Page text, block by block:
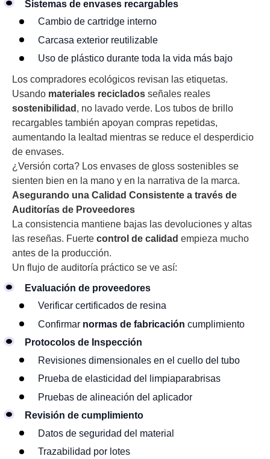
Sistemas de envases recargables
Cambio de cartridge interno
Carcasa exterior reutilizable
Uso de plástico durante toda la vida más bajo
Los compradores ecológicos revisan las etiquetas.
Usando materiales reciclados señales reales
sostenibilidad , no lavado verde. Los tubos de brillo
recargables también apoyan compras repetidas,
aumentando la lealtad mientras se reduce el desperdicio
de envases.
¿Versión corta? Los envases de gloss sostenibles se
sienten bien en la mano y en la narrativa de la marca.
Asegurando una Calidad Consistente a través de
Auditorías de Proveedores
La consistencia mantiene bajas las devoluciones y altas
las reseñas. Fuerte control de calidad empieza mucho
antes de la producción.
Un flujo de auditoría práctico se ve así:
Evaluación de proveedores
Verificar certificados de resina
Confirmar normas de fabricación cumplimiento
Protocolos de Inspección
Revisiones dimensionales en el cuello del tubo
Prueba de elasticidad del limpiaparabrisas
Pruebas de alineación del aplicador
Revisión de cumplimiento
Datos de seguridad del material
Trazabilidad por lotes